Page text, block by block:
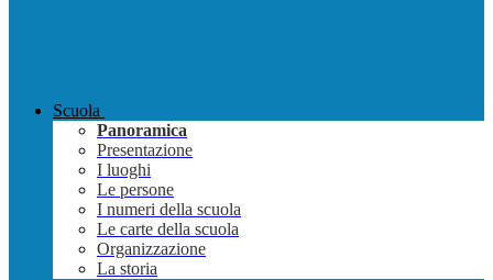
Scuola
Panoramica
Presentazione
I luoghi
Le persone
I numeri della scuola
Le carte della scuola
Organizzazione
La storia